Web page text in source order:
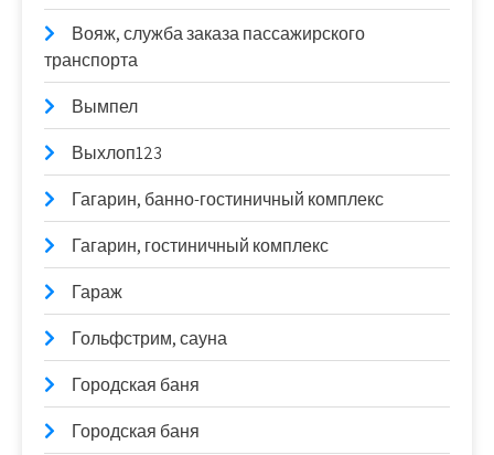
Вояж, служба заказа пассажирского
транспорта
Вымпел
Выхлоп123
Гагарин, банно-гостиничный комплекс
Гагарин, гостиничный комплекс
Гараж
Гольфстрим, сауна
Городская баня
Городская баня